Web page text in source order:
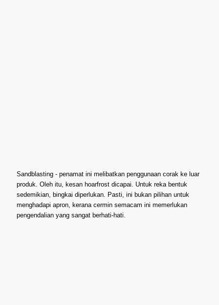
Sandblasting - penamat ini melibatkan penggunaan corak ke luar
produk. Oleh itu, kesan hoarfrost dicapai. Untuk reka bentuk
sedemikian, bingkai diperlukan. Pasti, ini bukan pilihan untuk
menghadapi apron, kerana cermin semacam ini memerlukan
pengendalian yang sangat berhati-hati.